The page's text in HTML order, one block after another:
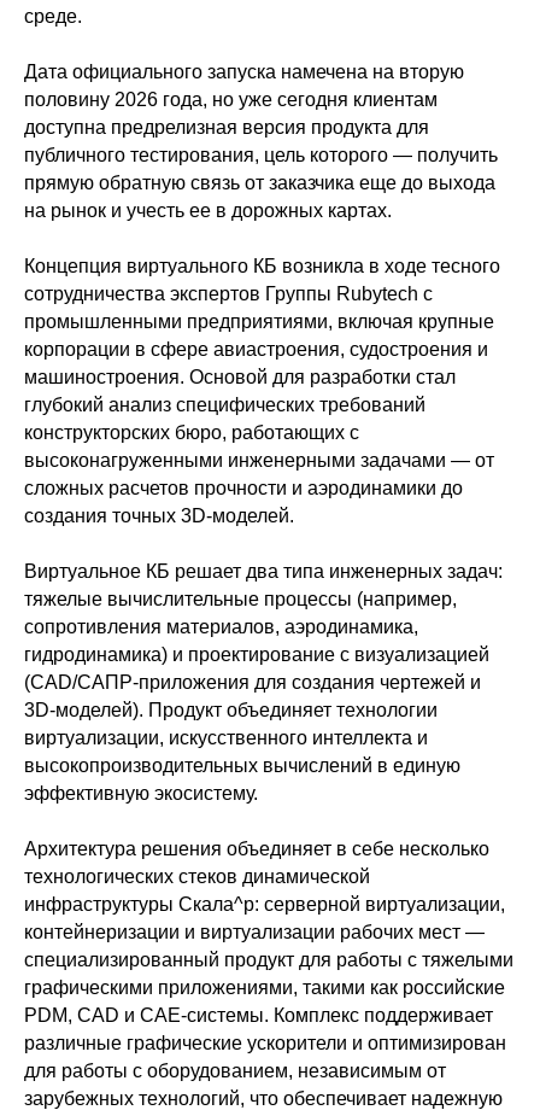
среде.
Дата официального запуска намечена на вторую
половину 2026 года, но уже сегодня клиентам
доступна предрелизная версия продукта для
публичного тестирования, цель которого — получить
прямую обратную связь от заказчика еще до выхода
на рынок и учесть ее в дорожных картах.
Концепция виртуального КБ возникла в ходе тесного
сотрудничества экспертов Группы Rubytech с
промышленными предприятиями, включая крупные
корпорации в сфере авиастроения, судостроения и
машиностроения. Основой для разработки стал
глубокий анализ специфических требований
конструкторских бюро, работающих с
высоконагруженными инженерными задачами — от
сложных расчетов прочности и аэродинамики до
создания точных 3D-моделей.
Виртуальное КБ решает два типа инженерных задач:
тяжелые вычислительные процессы (например,
сопротивления материалов, аэродинамика,
гидродинамика) и проектирование с визуализацией
(CAD/САПР-приложения для создания чертежей и
3D-моделей). Продукт объединяет технологии
виртуализации, искусственного интеллекта и
высокопроизводительных вычислений в единую
эффективную экосистему.
Архитектура решения объединяет в себе несколько
технологических стеков динамической
инфраструктуры Скала^р: серверной виртуализации,
контейнеризации и виртуализации рабочих мест —
специализированный продукт для работы с тяжелыми
графическими приложениями, такими как российские
PDM, CAD и CAE-системы. Комплекс поддерживает
различные графические ускорители и оптимизирован
для работы с оборудованием, независимым от
зарубежных технологий, что обеспечивает надежную